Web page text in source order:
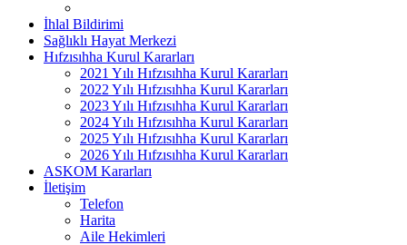
İhlal Bildirimi
Sağlıklı Hayat Merkezi
Hıfzısıhha Kurul Kararları
2021 Yılı Hıfzısıhha Kurul Kararları
2022 Yılı Hıfzısıhha Kurul Kararları
2023 Yılı Hıfzısıhha Kurul Kararları
2024 Yılı Hıfzısıhha Kurul Kararları
2025 Yılı Hıfzısıhha Kurul Kararları
2026 Yılı Hıfzısıhha Kurul Kararları
ASKOM Kararları
İletişim
Telefon
Harita
Aile Hekimleri